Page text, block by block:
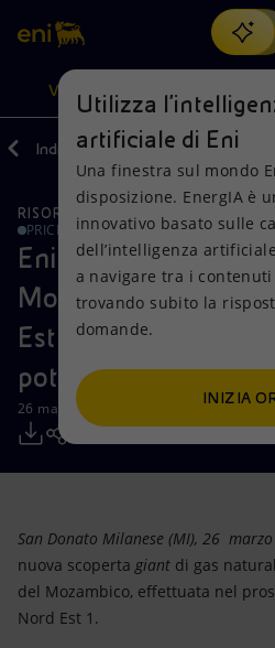
Cerca
scopri EnergIA, la nostra
artificiale.
VISIONE
Visione
Mission e valori
Persone e Partnership
Net Zero
Modello satellitare
Scenari energetici
Azioni
Diversificazione energetica
Tecnologie per la transizione
Collaborazioni per
Attività nel mondo
Prodotti
Imprese
Mobilità
Indietro Media Comunicati
RISORSE NATURALI
PRICE SENSITIVE
Eni: nuovo e
Mozambico, i
Est 1 incrementano
potenziale dell'Area 4
26 marzo 2012 - 10:40 CEST
San Donato Milanese (MI), 26
nuova scoperta giant di gas
del Mozambico, effettuata nel
Nord Est 1.
Utilizza
artificiale di Eni
Una finestra sul mondo
disposizione. EnergIA è
innovativo basato sulle
dell’intelligenza
a navigare tra i
trovando subito la
domande.
INIZIA